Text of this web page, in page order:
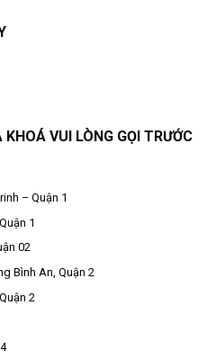
VUI LÒNG GỌI TRƯỚC
– Quận 1
1
02
Bình An, Quận 2
2